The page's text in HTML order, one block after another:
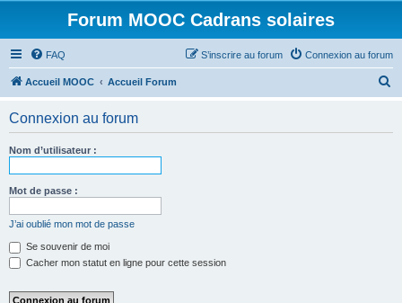
Forum MOOC Cadrans solaires
FAQ Connexion au forum
S’inscrire au forum
Accueil MOOC Accueil Forum
Connexion au forum
Nom d’utilisateur :
Mot de passe :
J’ai oublié mon mot de passe
Se souvenir de moi
Cacher mon statut en ligne pour cette session